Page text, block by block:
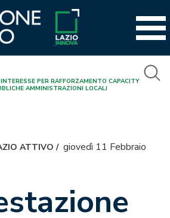
PER RAFFORZAMENTO CAPACITY
AMMINISTRAZIONI LOCALI
ATTIVO / giovedì 11 Febbraio